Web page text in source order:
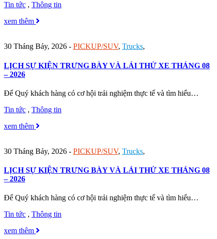
Tin tức , Thông tin
xem thêm
30 Tháng Bảy, 2026 - PICKUP/SUV, Trucks,
LỊCH SỰ KIỆN TRƯNG BÀY VÀ LÁI THỬ XE THÁNG 08
– 2026
Để Quý khách hàng có cơ hội trải nghiệm thực tế và tìm hiểu…
Tin tức , Thông tin
xem thêm
30 Tháng Bảy, 2026 - PICKUP/SUV, Trucks,
LỊCH SỰ KIỆN TRƯNG BÀY VÀ LÁI THỬ XE THÁNG 08
– 2026
Để Quý khách hàng có cơ hội trải nghiệm thực tế và tìm hiểu…
Tin tức , Thông tin
xem thêm